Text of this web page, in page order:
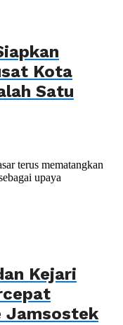
Kota
Satu
terus mematangkan
upaya
Kejari
Jamsostek